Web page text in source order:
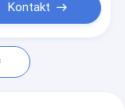
Kontakt